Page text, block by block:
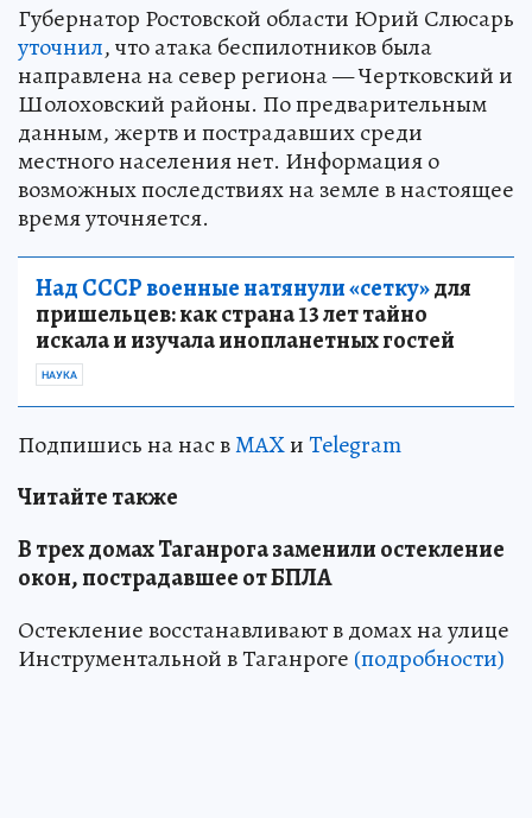
Губернатор Ростовской области Юрий Слюсарь
уточнил, что атака беспилотников была
направлена на север региона — Чертковский и
Шолоховский районы. По предварительным
данным, жертв и пострадавших среди
местного населения нет. Информация о
возможных последствиях на земле в настоящее
время уточняется.
Над СССР военные натянули «сетку»для
пришельцев: как страна 13 лет тайно
искала и изучала инопланетных гостей
НАУКА
Подпишись на нас вMAXиTelegram
Читайте также
В трех домах Таганрога заменили остекление
окон, пострадавшее от БПЛА
Остекление восстанавливают в домах на улице
Инструментальной в Таганроге (подробности)